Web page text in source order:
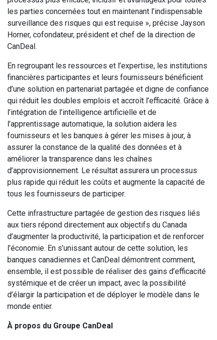
les parties concernées tout en maintenant l’indispensable
surveillance des risques qui est requise », précise Jayson
Horner, cofondateur, président et chef de la direction de
CanDeal.
En regroupant les ressources et l’expertise, les institutions
financières participantes et leurs fournisseurs bénéficient
d’une solution en partenariat partagée et digne de confiance
qui réduit les doubles emplois et accroît l’efficacité. Grâce à
l’intégration de l’intelligence artificielle et de
l’apprentissage automatique, la solution aidera les
fournisseurs et les banques à gérer les mises à jour, à
assurer la constance de la qualité des données et à
améliorer la transparence dans les chaînes
d’approvisionnement. Le résultat assurera un processus
plus rapide qui réduit les coûts et augmente la capacité de
tous les fournisseurs de participer.
Cette infrastructure partagée de gestion des risques liés
aux tiers répond directement aux objectifs du Canada
d’augmenter la productivité, la participation et de renforcer
l’économie. En s’unissant autour de cette solution, les
banques canadiennes et CanDeal démontrent comment,
ensemble, il est possible de réaliser des gains d’efficacité
systémique et de créer un impact, avec la possibilité
d’élargir la participation et de déployer le modèle dans le
monde entier.
À propos du Groupe CanDeal